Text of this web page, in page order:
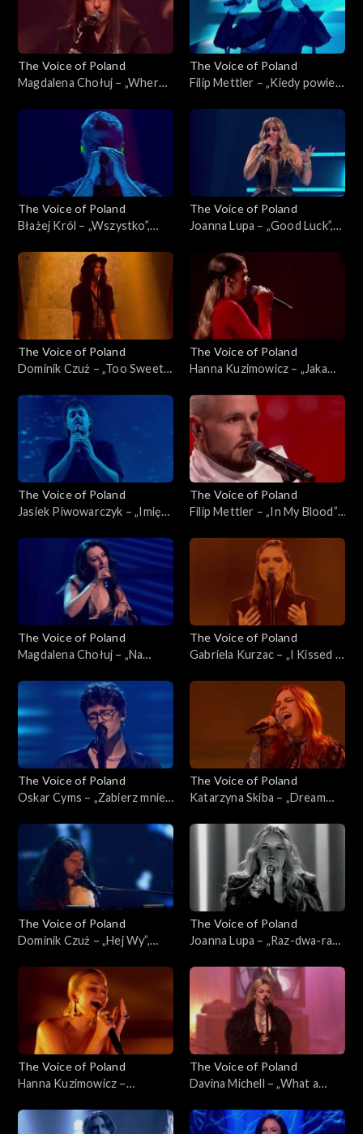
The Voice of Poland
Magdalena Chołuj – „Where
of Poland”, Live 2, 15
listopada 2025
The Voice of Poland
Filip Mettler – „Kiedy powiem
Poland”, Live 2, 15 listopada
The Voice of Poland
Błażej Król – „Wszystko”,
15 listopada 2025
The Voice of Poland
Joanna Lupa – „Good Luck”,
15 listopada 2025
The Voice of Poland
Dominik Czuż – „Too Sweet”,
15 listopada 2025
The Voice of Poland
Hanna Kuzimowicz – „Jaka
of Poland”, Live 2, 15
listopada 2025
The Voice of Poland
Jasiek Piwowarczyk – „Imię
Poland”, Live 1, 8 listopada
The Voice of Poland
Filip Mettler – „In My Blood”,
8 listopada 2025
The Voice of Poland
Magdalena Chołuj – „Na
Poland”, Live 1, 8 listopada
2025
The Voice of Poland
Gabriela Kurzac – „I Kissed a
Live 1, 8 listopada 2025
The Voice of Poland
Oskar Cyms – „Zabierz mnie”,
8 listopada 2025
The Voice of Poland
Katarzyna Skiba – „Dream
Live 1, 8 listopada 2025
The Voice of Poland
Dominik Czuż – „Hej Wy”,
8 listopada 2025
The Voice of Poland
Joanna Lupa – „Raz-dwa-raz-
Live 1, 8 listopada 2025
The Voice of Poland
Hanna Kuzimowicz –
Voice of Poland”, Live 1, 8
The Voice of Poland
Davina Michell – „What a
Poland”, Live 1, 8 listopada